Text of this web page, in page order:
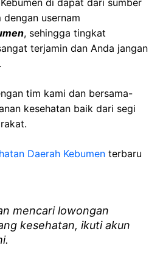
Kebumen di dapat dari sumber
usernam
, sehingga tingkat
terjamin dan Anda jangan
tim kami dan bersama-
kesehatan baik dari segi
Daerah Kebumen terbaru
mencari lowongan
kesehatan, ikuti akun